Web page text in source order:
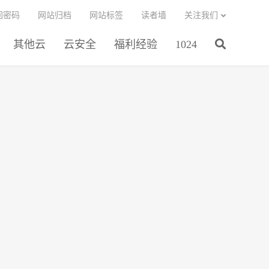
其他云 云安全 福利经验 1024
密码 网站归档 网站标签 读者墙 关注我们